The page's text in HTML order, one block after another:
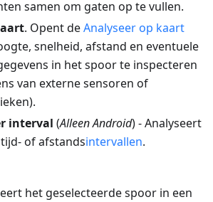
samen om gaten op te vullen.
. Opent deAnalyseer op kaart
snelheid, afstand en eventuele
in het spoor te inspecteren
van externe sensoren of
interval (Alleen Android) - Analyseert
of afstandsintervallen.
het geselecteerde spoor in een